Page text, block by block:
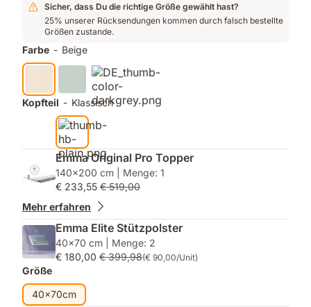
Sicher, dass Du die richtige Größe gewählt hast?
25% unserer Rücksendungen kommen durch falsch bestellte
Größen zustande.
Farbe - Beige
Kopfteil - Klassisch
Emma Original Pro Topper
140x200 cm | Menge: 1
€ 233,55 € 519,00
Mehr erfahren
Emma Elite Stützpolster
40x70 cm | Menge: 2
€ 180,00 € 399,98(€ 90,00/Unit)
Größe
40x70cm